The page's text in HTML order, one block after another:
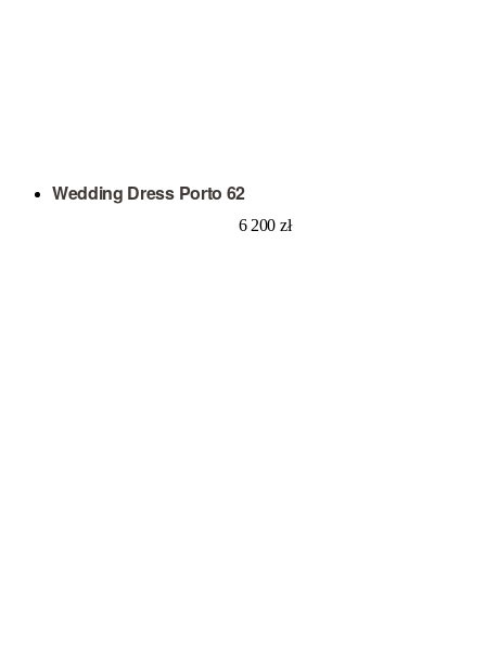
Wedding Dress Porto 62
6 200 zł